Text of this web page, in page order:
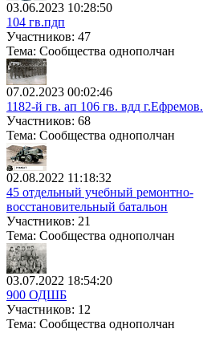
03.06.2023 10:28:50
104 гв.пдп
Участников: 47
Тема: Сообщества однополчан
07.02.2023 00:02:46
1182-й гв. ап 106 гв. вдд г.Ефремов.
Участников: 68
Тема: Сообщества однополчан
02.08.2022 11:18:32
45 отдельный учебный ремонтно-
восстановительный батальон
Участников: 21
Тема: Сообщества однополчан
03.07.2022 18:54:20
900 ОДШБ
Участников: 12
Тема: Сообщества однополчан